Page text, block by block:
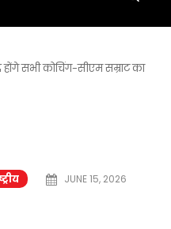
सभी कोचिंग-सीएम सम्राट का
JUNE 15, 2026